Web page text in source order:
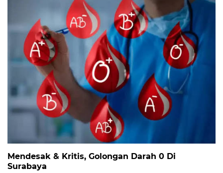
Mendesak & Kritis, Golongan Darah 0 Di
Surabaya